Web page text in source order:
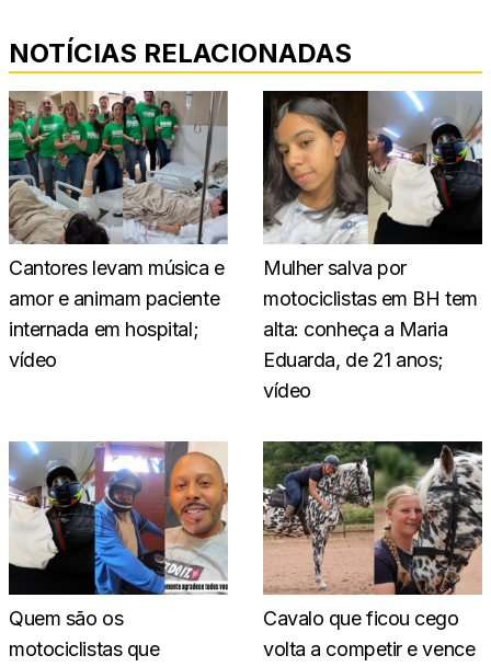
NOTÍCIAS RELACIONADAS
Cantores levam música e
amor e animam paciente
internada em hospital;
vídeo
Mulher salva por
motociclistas em BH tem
alta: conheça a Maria
Eduarda, de 21 anos;
vídeo
Quem são os
motociclistas que
Cavalo que ficou cego
volta a competir e vence